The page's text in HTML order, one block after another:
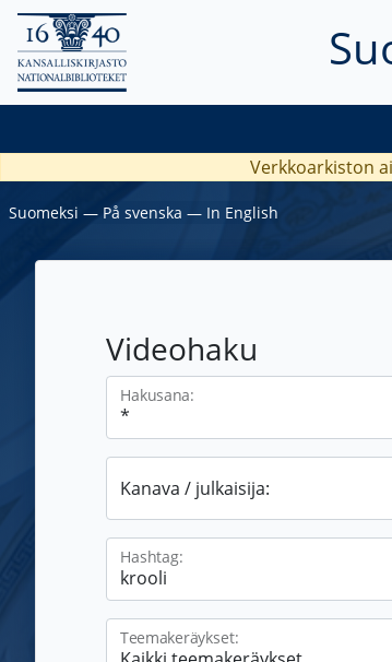
Verkkoarkiston
Suomeksi ― På svenska ― In English
Videohaku
Hakusana:
Kanava / julkaisija:
Hashtag:
Teemakeräykset: